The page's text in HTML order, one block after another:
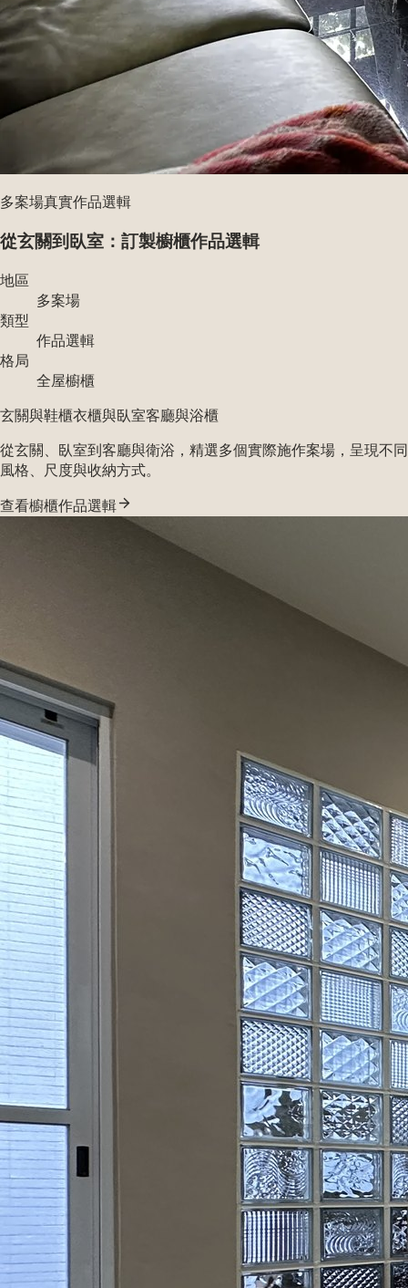
多案場真實作品選輯
從玄關到臥室：訂製櫥櫃作品選輯
地區
多案場
類型
作品選輯
格局
全屋櫥櫃
玄關與鞋櫃衣櫃與臥室客廳與浴櫃
從玄關、臥室到客廳與衛浴，精選多個實際施作案場，呈現不同
風格、尺度與收納方式。
查看櫥櫃作品選輯